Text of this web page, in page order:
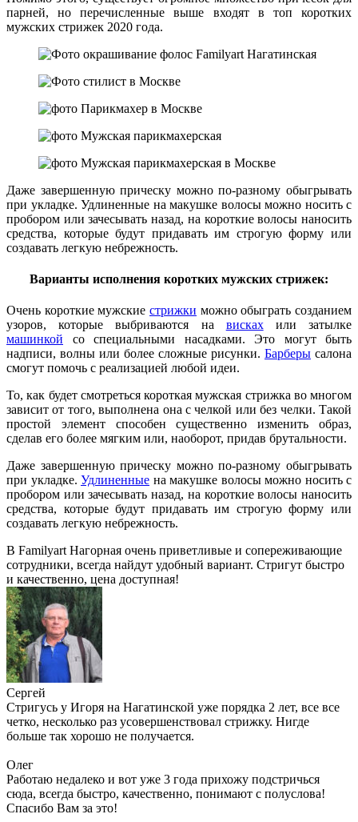
парней, но перечисленные выше входят в топ коротких
мужских стрижек 2020 года.
Даже завершенную прическу можно по-разному обыгрывать
при укладке. Удлиненные на макушке волосы можно носить с
пробором или зачесывать назад, на короткие волосы наносить
средства, которые будут придавать им строгую форму или
создавать легкую небрежность.
Варианты исполнения коротких мужских стрижек:
Очень короткие мужские стрижки можно обыграть созданием
узоров, которые выбриваются на вискахили затылке
машинкой со специальными насадками. Это могут быть
надписи, волны или более сложные рисунки. Барберы салона
смогут помочь с реализацией любой идеи.
То, как будет смотреться короткая мужская стрижка во многом
зависит от того, выполнена она с челкой или без челки. Такой
простой элемент способен существенно изменить образ,
сделав его более мягким или, наоборот, придав брутальности.
Даже завершенную прическу можно по-разному обыгрывать
при укладке. Удлиненные на макушке волосы можно носить с
пробором или зачесывать назад, на короткие волосы наносить
средства, которые будут придавать им строгую форму или
создавать легкую небрежность.
В Familyart Нагорная очень приветливые и сопереживающие
сотрудники, всегда найдут удобный вариант. Стригут быстро
и качественно, цена доступная!
Сергей
Стригусь у Игоря на Нагатинской уже порядка 2 лет, все все
четко, несколько раз усовершенствовал стрижку. Нигде
больше так хорошо не получается.
Олег
Работаю недалеко и вот уже 3 года прихожу подстричься
сюда, всегда быстро, качественно, понимают с полуслова!
Спасибо Вам за это!